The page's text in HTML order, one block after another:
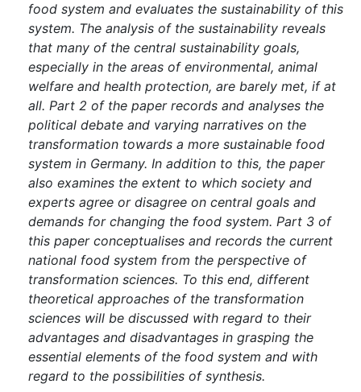
food system and evaluates the sustainability of this
system. The analysis of the sustainability reveals
that many of the central sustainability goals,
especially in the areas of environmental, animal
welfare and health protection, are barely met, if at
all. Part 2 of the paper records and analyses the
political debate and varying narratives on the
transformation towards a more sustainable food
system in Germany. In addition to this, the paper
also examines the extent to which society and
experts agree or disagree on central goals and
demands for changing the food system. Part 3 of
this paper conceptualises and records the current
national food system from the perspective of
transformation sciences. To this end, different
theoretical approaches of the transformation
sciences will be discussed with regard to their
advantages and disadvantages in grasping the
essential elements of the food system and with
regard to the possibilities of synthesis.